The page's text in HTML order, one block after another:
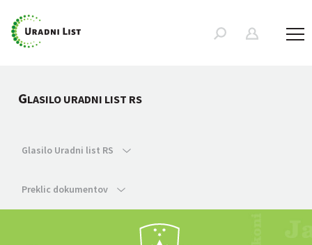
GLASILO URADNI LIST RS
Glasilo Uradni list RS
Preklic dokumentov